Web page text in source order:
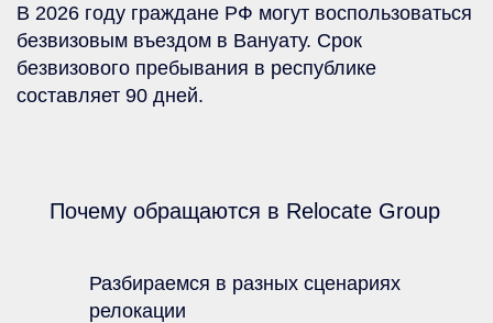
В 2026 году граждане РФ могут воспользоваться
безвизовым въездом в Вануату. Срок
безвизового пребывания в республике
составляет 90 дней.
Почему обращаются в Relocate Group
Разбираемся в разных сценариях
релокации